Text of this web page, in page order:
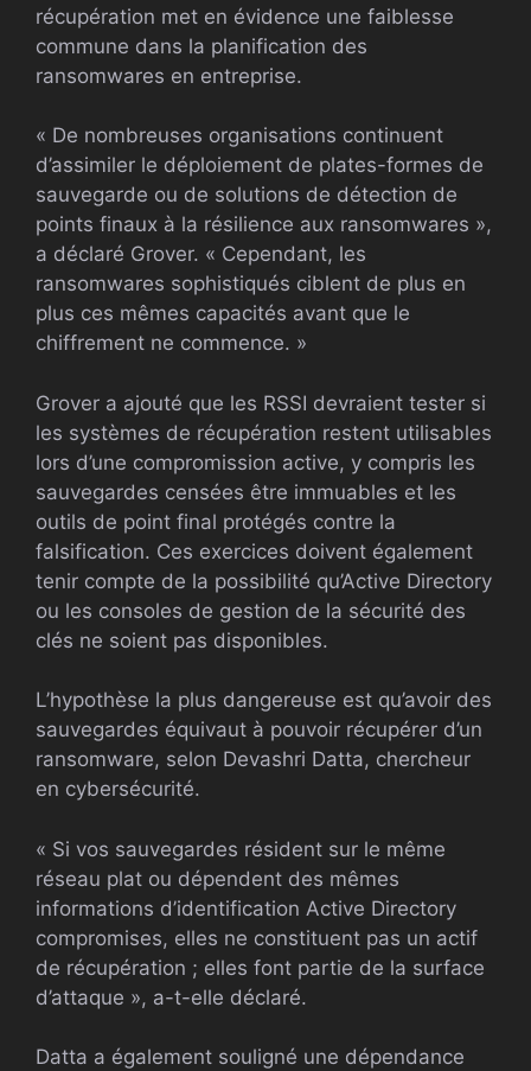
récupération met en évidence une faiblesse
commune dans la planification des
ransomwares en entreprise.
« De nombreuses organisations continuent
d’assimiler le déploiement de plates-formes de
sauvegarde ou de solutions de détection de
points finaux à la résilience aux ransomwares »,
a déclaré Grover. « Cependant, les
ransomwares sophistiqués ciblent de plus en
plus ces mêmes capacités avant que le
chiffrement ne commence. »
Grover a ajouté que les RSSI devraient tester si
les systèmes de récupération restent utilisables
lors d’une compromission active, y compris les
sauvegardes censées être immuables et les
outils de point final protégés contre la
falsification. Ces exercices doivent également
tenir compte de la possibilité qu’Active Directory
ou les consoles de gestion de la sécurité des
clés ne soient pas disponibles.
L’hypothèse la plus dangereuse est qu’avoir des
sauvegardes équivaut à pouvoir récupérer d’un
ransomware, selon Devashri Datta, chercheur
en cybersécurité.
« Si vos sauvegardes résident sur le même
réseau plat ou dépendent des mêmes
informations d’identification Active Directory
compromises, elles ne constituent pas un actif
de récupération ; elles font partie de la surface
d’attaque », a-t-elle déclaré.
Datta a également souligné une dépendance